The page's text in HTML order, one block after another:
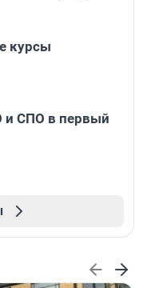
курсы
и СПО в первый